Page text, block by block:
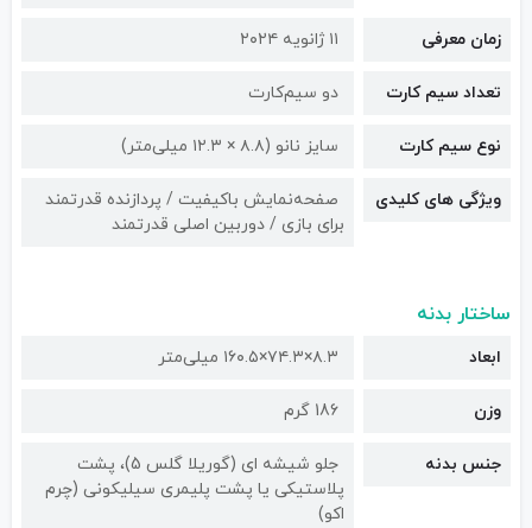
زمان معرفی ۱۱ ژانویه ۲۰۲۴
تعداد سیم کارت دو سیم‌کارت
نوع سیم کارت سایز نانو (۸.۸ × ۱۲.۳ میلی‌متر)
ویژگی های کلیدی
صفحه‌نمایش باکیفیت / پردازنده قدرتمند
برای بازی / دوربین اصلی قدرتمند
ساختار بدنه
ابعاد ۸.۳×۷۴.۳×۱۶۰.۵ میلی‌متر
وزن 186 گرم
جنس بدنه
جلو شیشه ای (گوریلا گلس 5)، پشت
پلاستیکی یا پشت پلیمری سیلیکونی (چرم
اکو)